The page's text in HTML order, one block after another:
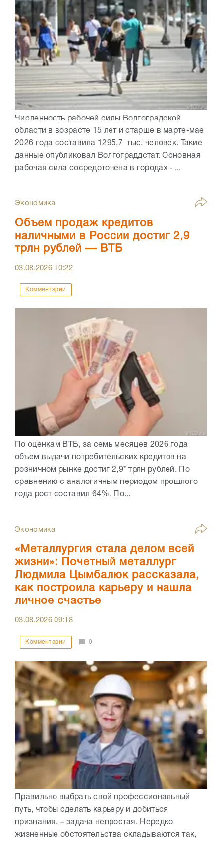
Численность рабочей силы Волгоградской
области в возрасте 15 лет и старше в марте-мае
2026 года составила 1295,7 тыс. человек. Такие
данные опубликовал Волгограддстат. Основная
рабочая сила сосредоточена в городах - ...
Экономика
Объем продаж кредитов
наличными в России достиг 2,9
трлн рублей — ВТБ
03.08.2026 10:22
Комментарии
По оценкам ВТБ, за семь месяцев 2026 года
объем выдачи потребительских кредитов на
розничном рынке достиг 2,9* трлн рублей. По
сравнению с аналогичным периодом прошлого
года рост составил 64%. По...
Экономика
«Металлургия стала делом всей
жизни»: Почетный металлург
Людмила Цымбалюк рассказала,
как построила карьеру и нашла
личное счастье
03.08.202609:18
Комментарии 0
Правильно выбрать свой профессиональный
путь, чтобы сделать карьеру и добиться
признания, – задача непростая. Нередко
жизненные обстоятельства складываются так,